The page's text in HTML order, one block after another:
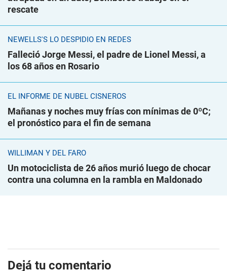
rescate
NEWELLS'S LO DESPIDIÓ EN REDES
Falleció Jorge Messi, el padre de Lionel Messi, a
los 68 años en Rosario
EL INFORME DE NUBEL CISNEROS
Mañanas y noches muy frías con mínimas de 0ºC;
el pronóstico para el fin de semana
WILLIMAN Y DEL FARO
Un motociclista de 26 años murió luego de chocar
contra una columna en la rambla en Maldonado
Dejá tu comentario